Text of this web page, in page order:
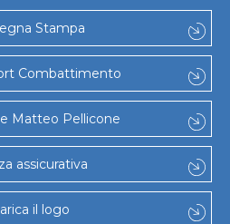
Federali
Arbitri
Lotta
disciplina
News
e Risultati
Didattica
Federali
Karate
News
e Risultati
Stampa
Combattimento
Matteo Pellicone
assicurativa
il logo